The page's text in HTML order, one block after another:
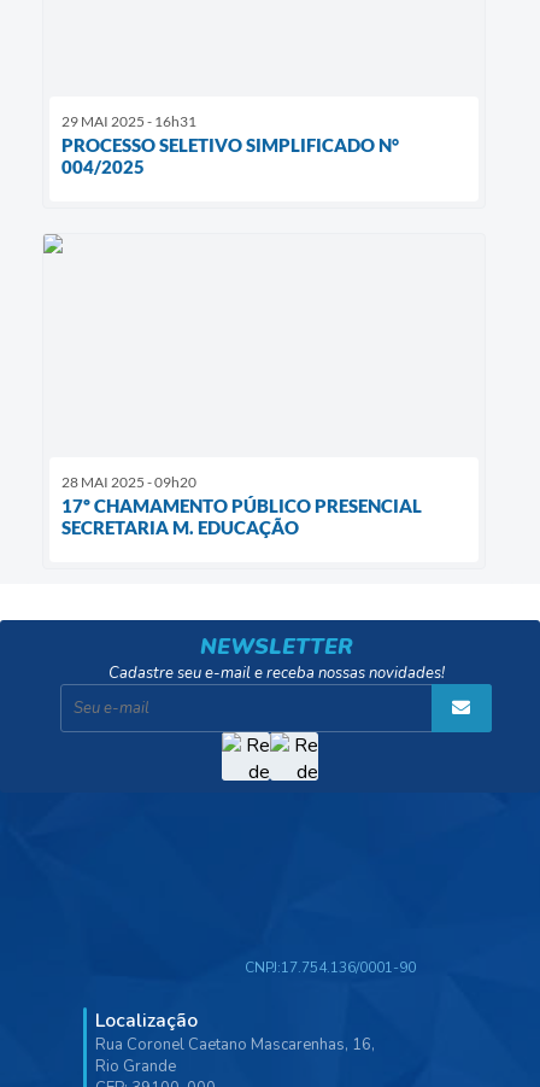
29 MAI 2025 - 16h31
PROCESSO SELETIVO SIMPLIFICADO N°
004/2025
28 MAI 2025 - 09h20
17º CHAMAMENTO PÚBLICO PRESENCIAL
SECRETARIA M. EDUCAÇÃO
NEWSLETTER
Cadastre seu e-mail e receba nossas novidades!
Localização
Rua Coronel Caetano Mascarenhas, 16,
Rio Grande
CNPJ:17.754.136/0001-90